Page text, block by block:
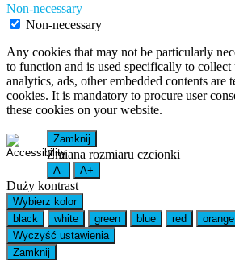
Non-necessary
Non-necessary
Any cookies that may not be particularly
to function and is used specifically to collect
analytics, ads, other embedded contents are
cookies. It is mandatory to procure user
these cookies on your website.
Zamknij
Zmiana rozmiaru czcionki
A- A+
Duży kontrast
Wybierz kolor
black
white green blue red orange
Wyczyść ustawienia
Zamknij